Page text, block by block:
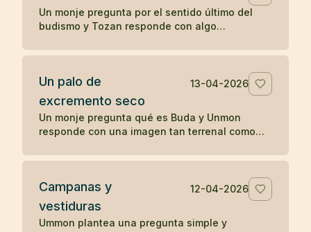
Un monje pregunta por el sentido último del
budismo y Tozan responde con algo
koan sobre la realidad inmediata.
Un palo de
excremento seco
13-04-2026
Un monje pregunta qué es Buda y Unmon
responde con una imagen tan terrenal como
Campanas y
vestiduras
12-04-2026
Ummon plantea una pregunta simple y